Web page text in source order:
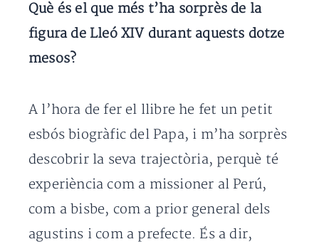
Què és el que més t’ha sorprès de la
figura de Lleó XIV durant aquests dotze
mesos?
A l’hora de fer el llibre he fet un petit
esbós biogràfic del Papa, i m’ha sorprès
descobrir la seva trajectòria, perquè té
experiència com a missioner al Perú,
com a bisbe, com a prior general dels
agustins i com a prefecte. És a dir,